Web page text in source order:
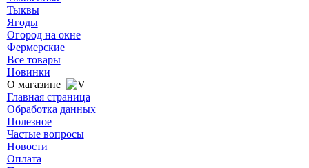
Тыквы
Ягоды
Огород на окне
Фермерские
Все товары
Новинки
О магазине
Главная страница
Обработка данных
Полезное
Частые вопросы
Новости
Оплата